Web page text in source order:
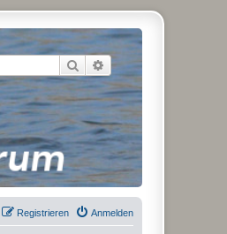
Suche Erweiterte Suche
Anmelden
Registrieren